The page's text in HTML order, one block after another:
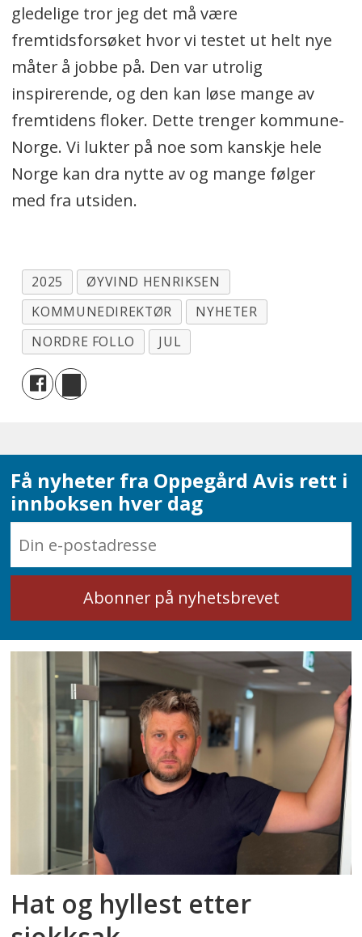
gledelige tror jeg det må være
fremtidsforsøket hvor vi testet ut helt nye
måter å jobbe på. Den var utrolig
inspirerende, og den kan løse mange av
fremtidens floker. Dette trenger kommune-
Norge. Vi lukter på noe som kanskje hele
Norge kan dra nytte av og mange følger
med fra utsiden.
2025
ØYVIND HENRIKSEN
KOMMUNEDIREKTØR
NYHETER
NORDRE FOLLO
JUL
Få nyheter fra Oppegård Avis rett i
innboksen hver dag
Hat og hyllest etter